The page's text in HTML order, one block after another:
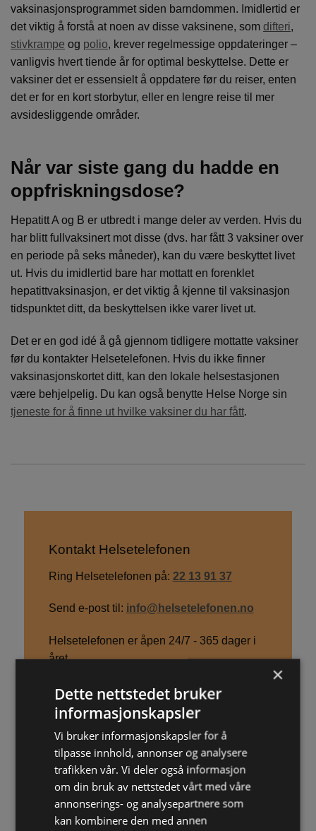
vaksinasjonsprogrammet siden barndommen. Imidlertid er
det viktig å forstå at noen av disse vaksinene, som difteri,
stivkrampe og polio, krever regelmessige oppdateringer –
vanligvis hvert tiende år for optimal beskyttelse. Dette er
vaksiner det er essensielt å oppdatere før du reiser, enten
det er for en kort storbytur, eller en lengre reise til mer
avsidesliggende områder.
Når var siste gang du hadde en
oppfriskningsdose?
Hepatitt A og B er utbredt i mange deler av verden. Hvis du
har blitt fullvaksinert mot disse (dvs. har fått 3 vaksiner over
en periode på seks måneder), kan du være beskyttet livet
ut. Hvis du imidlertid bare har mottatt en forenklet
hepatittvaksinasjon, er det viktig å kjenne til vaksinasjon
tidspunktet ditt, da beskyttelsen ikke varer livet ut.
Det er en god idé å gå gjennom tidligere mottatte vaksiner
før du kontakter Helsetelefonen. Hvis du ikke finner
vaksinasjonskortet ditt, kan den lokale helsestasjonen
være behjelpelig. Du kan også benytte Helse Norge sin
tjeneste for å finne ut hvilke vaksiner du har fått.
Kontakt Helsetelefonen
Ring Helsetelefonen på: 22 13 91 37
Send e-post til: info@helsetelefonen.no
Helsetelefonen er åpen 24/7 - 365 dager i
året.
Last ned Helsetelefonen-appen!
Helsetelefonen for iOS
Helsetelefonen for Android
×
Dette nettstedet bruker
informasjonskapsler
Vi bruker informasjonskapsler for å
tilpasse innhold, annonser og analysere
trafikken vår. Vi deler også informasjon
om din bruk av nettstedet vårt med våre
annonserings- og analysepartnere som
kan kombinere den med annen